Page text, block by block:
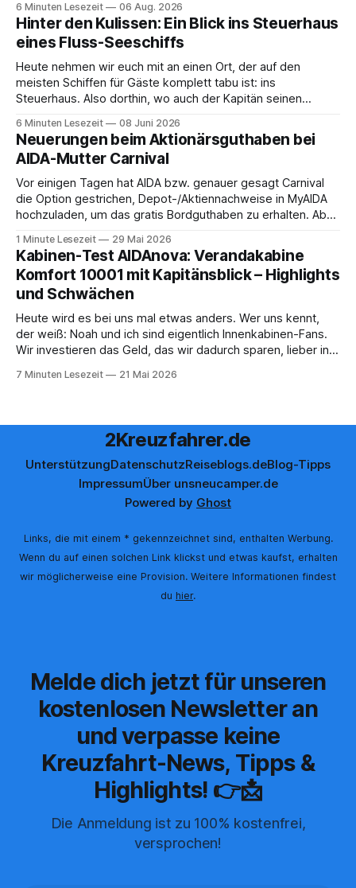
und fahren mit Thurgau Travel die Donau hinunter Richtung
Budapest. Auch
6 Minuten Lesezeit 06 Aug. 2026
Hinter den Kulissen: Ein Blick ins Steuerhaus
eines Fluss-Seeschiffs
Heute nehmen wir euch mit an einen Ort, der auf den
meisten Schiffen für Gäste komplett tabu ist: ins
Steuerhaus. Also dorthin, wo auch der Kapitän seinen
Saxonia ging es zur Mittagszeit von Mainz Richtung Koblenz
– und wir durften für ein
6 Minuten Lesezeit 08 Juni 2026
Neuerungen beim Aktionärsguthaben bei
AIDA-Mutter Carnival
Vor einigen Tagen hat AIDA bzw. genauer gesagt Carnival
die Option gestrichen, Depot-/Aktiennachweise in MyAIDA
hochzuladen, um das gratis Bordguthaben zu erhalten. Ab
werden, um das Bordguthaben zu erhalten. Bereits vor
einiger Zeit wurde zudem die Möglichkeit gestrichen, das
Bordguthaben per
1 Minute Lesezeit 29 Mai 2026
Kabinen-Test AIDAnova: Verandakabine
Komfort 10001 mit Kapitänsblick – Highlights
und Schwächen
Heute wird es bei uns mal etwas anders. Wer uns kennt,
der weiß: Noah und ich sind eigentlich Innenkabinen-Fans.
Wir investieren das Geld, das wir dadurch sparen, lieber in
Cocktail an der Bar. Auch auf einer unserer letzten Reisen
7 Minuten Lesezeit 21 Mai 2026
2Kreuzfahrer.de
UnterstützungDatenschutzReiseblogs.deBlog-Tipps
ImpressumÜber unsneucamper.de
Powered by Ghost
Links, die mit einem * gekennzeichnet sind, enthalten Werbung.
Wenn du auf einen solchen Link klickst und etwas kaufst, erhalten
wir möglicherweise eine Provision. Weitere Informationen findest
du hier.
Melde dich jetzt für unseren
kostenlosen Newsletter an
und verpasse keine
Kreuzfahrt-News, Tipps &
Highlights! 👉📩
Die Anmeldung ist zu 100% kostenfrei,
versprochen!